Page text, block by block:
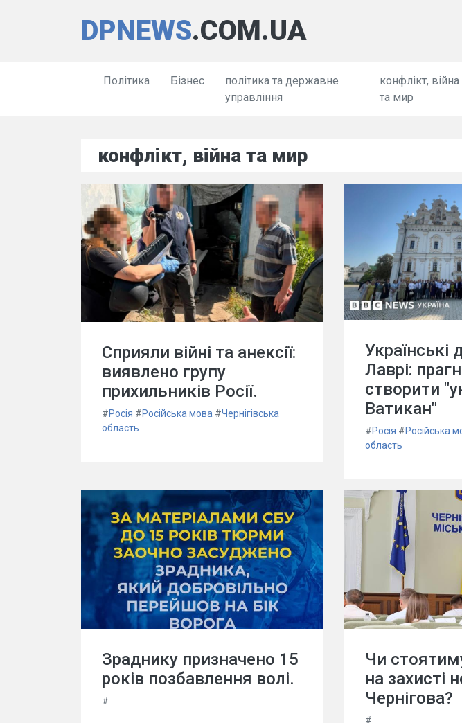
DPNEWS.COM.UA
Політика Бізнес
політика та державне
управління
конфлікт, війна
та мир
конфлікт, війна та мир
Сприяли війні та анексії:
виявлено групу
прихильників Росії.
#Росія #Російська мова #Чернігівська
область
Українські
Лаврі:
створити
Ватикан"
#Росія #Російська
область
Зраднику призначено 15
років позбавлення волі.
#
Чи
на захисті
Чернігова?
#